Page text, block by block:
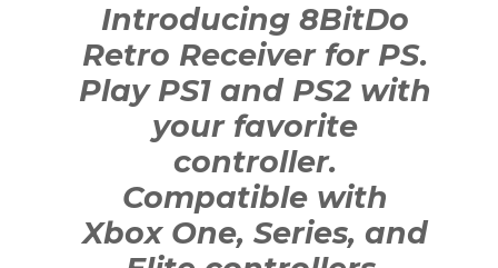
Introducing 8BitDo
Retro Receiver for PS.
Play PS1 and PS2 with
your favorite
controller.
Compatible with
Xbox One, Series, and